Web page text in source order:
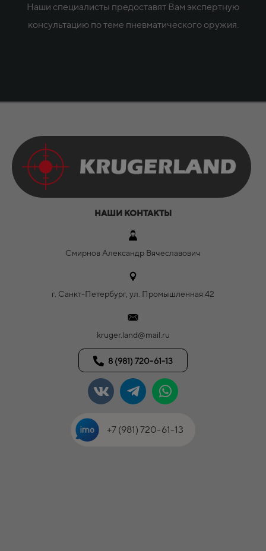
Наши специалисты предоставят Вам экспертную
консультацию по теме пневматического оружия.
НАШИ КОНТАКТЫ
Смирнов Александр Вячеславович
г. Санкт-Петербург, ул. Промышленная 42
kruger.land@mail.ru
8 (981) 720-61-13
+7 (981) 720-61-13